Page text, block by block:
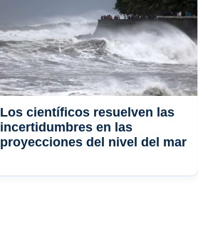
Los científicos resuelven las
incertidumbres en las
proyecciones del nivel del mar